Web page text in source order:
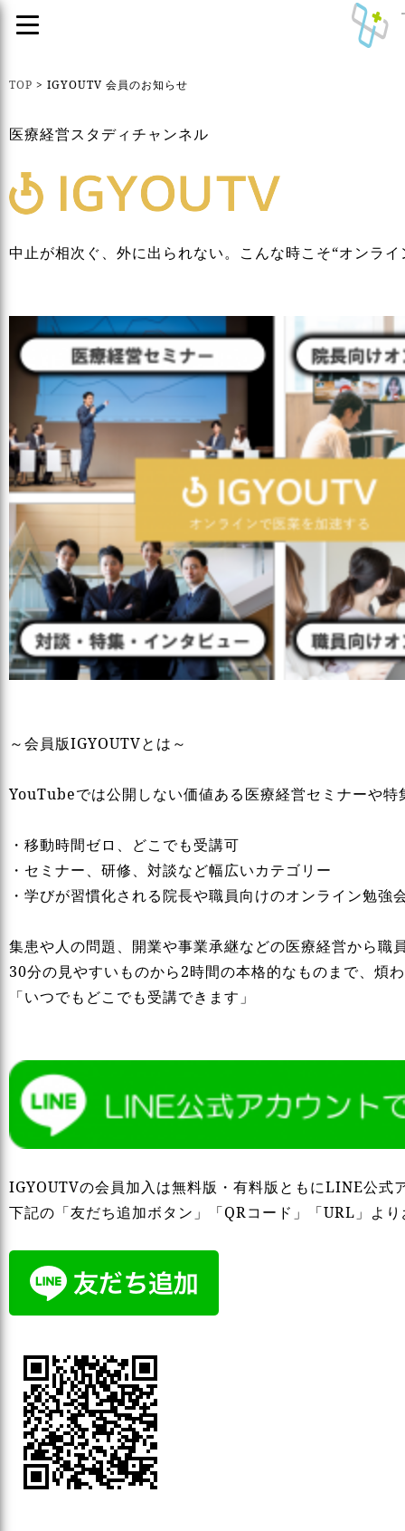
TOP > IGYOUTV 会員のお知らせ
医療経営スタディチャンネル
中止が相次ぐ、外に出られない。こんな時こそ“オンラ
～会員版IGYOUTVとは～
YouTubeでは公開しない価値ある医療経営セミナーや
・移動時間ゼロ、どこでも受講可
・セミナー、研修、対談など幅広いカテゴリー
・学びが習慣化される院長や職員向けのオンライン勉強
集患や人の問題、開業や事業承継などの医療経営から
30分の見やすいものから2時間の本格的なものまで、煩
「いつでもどこでも受講できます」
IGYOUTVの会員加入は無料版・有料版ともにLINE公式
下記の「友だち追加ボタン」「QRコード」「URL」よ